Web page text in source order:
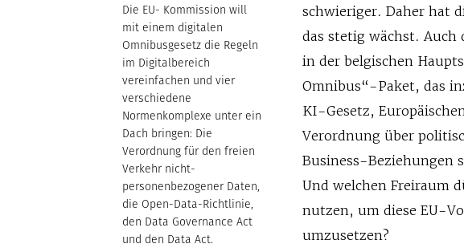
Die EU- Kommission will
mit einem digitalen
Omnibusgesetz die Regeln
im Digitalbereich
vereinfachen und vier
verschiedene
Normenkomplexe unter ein
Dach bringen: Die
Verordnung für den freien
Verkehr nicht-
personenbezogener Daten,
die Open-Data-Richtlinie,
den Data Governance Act
und den Data Act.
schwieriger. Daher hat
das stetig wächst. Auch
in der belgischen
Omnibus“-Paket, das
KI-Gesetz,
Verordnung über
Business-Beziehungen
Und welchen Freiraum
nutzen, um diese EU-
umzusetzen?